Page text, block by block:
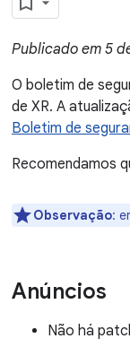
Publicado em 5
O boletim de
de XR. A
Boletim de
Recomendamos
Observação:
Anúncios
Não há